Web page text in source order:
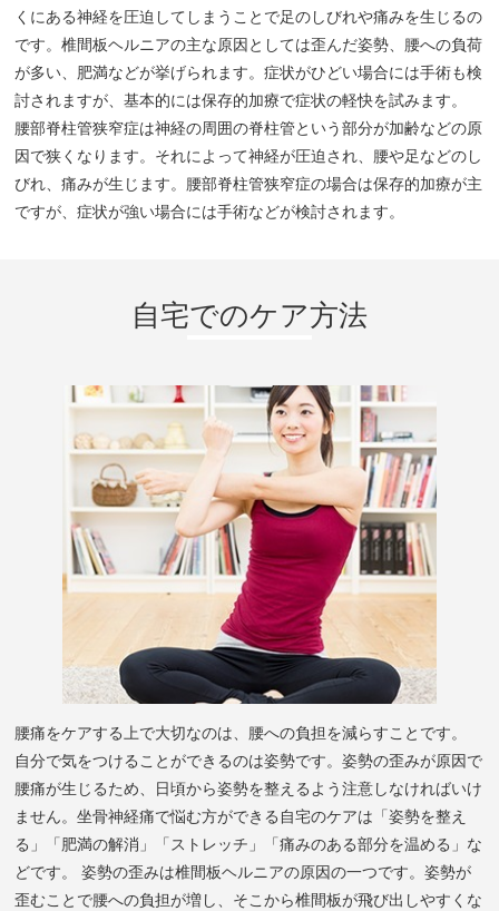
▲AppleStoreはこちらから
▲GooglPlayはこちらから
くにある神経を圧迫してしまうことで足のしびれや痛みを生じるの
です。椎間板ヘルニアの主な原因としては歪んだ姿勢、腰への負荷
が多い、肥満などが挙げられます。症状がひどい場合には手術も検
討されますが、基本的には保存的加療で症状の軽快を試みます。
腰部脊柱管狭窄症は神経の周囲の脊柱管という部分が加齢などの原
因で狭くなります。それによって神経が圧迫され、腰や足などのし
びれ、痛みが生じます。腰部脊柱管狭窄症の場合は保存的加療が主
ですが、症状が強い場合には手術などが検討されます。
自宅でのケア方法
腰痛をケアする上で大切なのは、腰への負担を減らすことです。
自分で気をつけることができるのは姿勢です。姿勢の歪みが原因で
腰痛が生じるため、日頃から姿勢を整えるよう注意しなければいけ
ません。坐骨神経痛で悩む方ができる自宅のケアは「姿勢を整え
る」「肥満の解消」「ストレッチ」「痛みのある部分を温める」な
どです。 姿勢の歪みは椎間板ヘルニアの原因の一つです。姿勢が
歪むことで腰への負担が増し、そこから椎間板が飛び出しやすくな